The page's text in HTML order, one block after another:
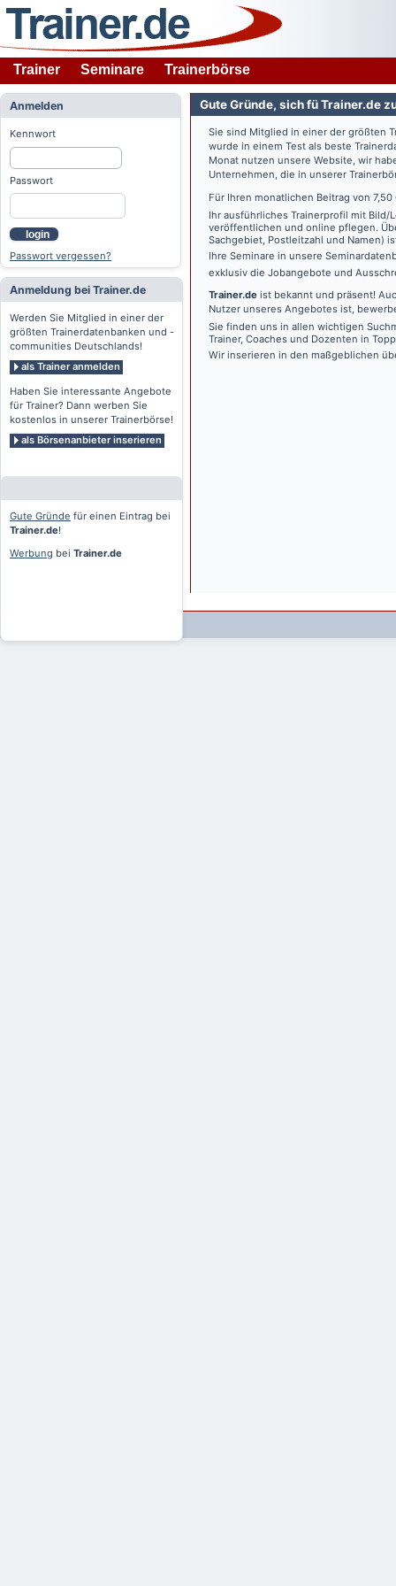
Trainer Seminare Trainerbörse
Anmelden
Kennwort
Passwort
login
Passwort vergessen?
Anmeldung bei Trainer.de
Werden Sie Mitglied in einer der
größten Trainerdatenbanken und -
communities Deutschlands!
als Trainer anmelden
Haben Sie interessante Angebote
für Trainer? Dann werben Sie
kostenlos in unserer Trainerbörse!
als Börsenanbieter inserieren
Gute Gründe für einen Eintrag bei
Trainer.de!
Werbung bei Trainer.de
Gute Gründe, sich fü Trainer.de
Sie sind Mitglied in einer der größten
wurde in einem Test als beste
Monat nutzen unsere Website, wir
Unternehmen, die in unserer
Für Ihren monatlichen Beitrag von
Ihr ausführliches Trainerprofil mit
veröffentlichen und online pflegen.
Sachgebiet, Postleitzahl und Namen)
Ihre Seminare in unsere
exklusiv die Jobangebote und
Trainer.de ist bekannt und präsent!
Nutzer unseres Angebotes ist,
Sie finden uns in allen wichtigen
Trainer, Coaches und Dozenten in
Wir inserieren in den maßgeblichen